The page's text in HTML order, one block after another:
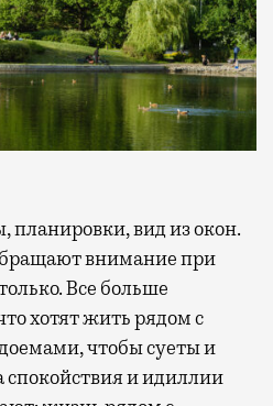
внимание при
Все больше
хотят жить рядом с
чтобы суеты и
и идиллии